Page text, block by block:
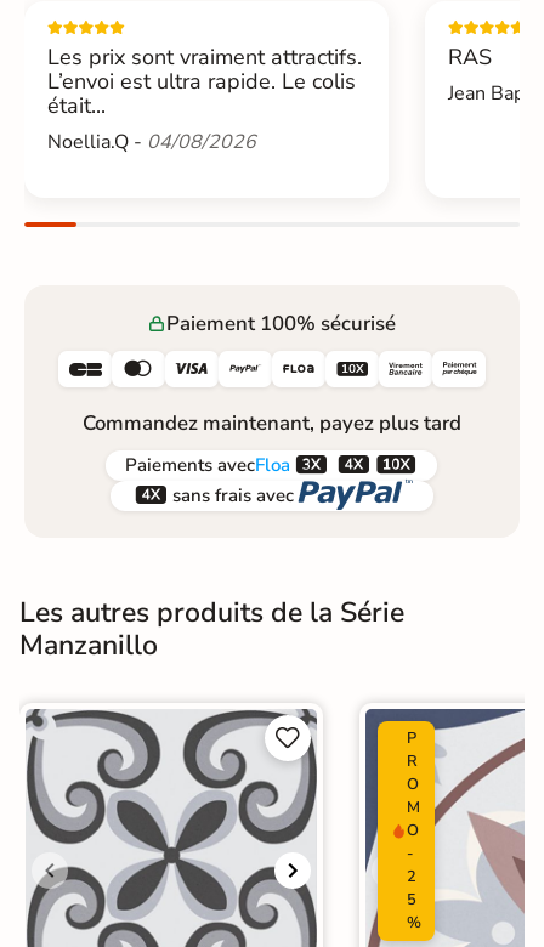
Les prix sont vraiment attractifs.
L’envoi est ultra rapide. Le colis
était...
Noellia.Q - 04/08/2026
RAS
Jean
Paiement 100% sécurisé
     
Commandez maintenant, payez plus tard
Paiements avecFloa  
 sans frais avec 
Les autres produits de la Série
Manzanillo


P
R
O
M
O
-
2
5
%